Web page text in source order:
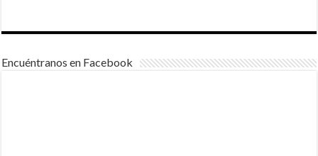
Encuéntranos en Facebook